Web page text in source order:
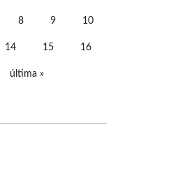
8 9 10
14 15 16
última »